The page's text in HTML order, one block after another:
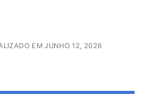
EM JUNHO 12, 2026